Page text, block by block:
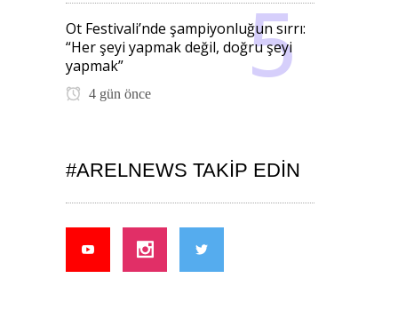
Ot Festivali’nde şampiyonluğun sırrı:
“Her şeyi yapmak değil, doğru şeyi
yapmak”
4 gün önce
#ARELNEWS TAKIP EDIN